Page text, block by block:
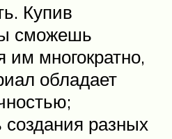
Купив
сможешь
им многократно,
обладает
создания разных